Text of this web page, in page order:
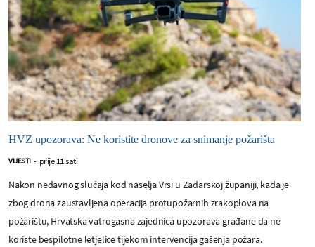
HVZ upozorava: Ne koristite dronove za snimanje požarišta
VIJESTI - prije 11 sati
Nakon nedavnog slučaja kod naselja Vrsi u Zadarskoj županiji, kada je
zbog drona zaustavljena operacija protupožarnih zrakoplova na
požarištu, Hrvatska vatrogasna zajednica upozorava građane da ne
koriste bespilotne letjelice tijekom intervencija gašenja požara.